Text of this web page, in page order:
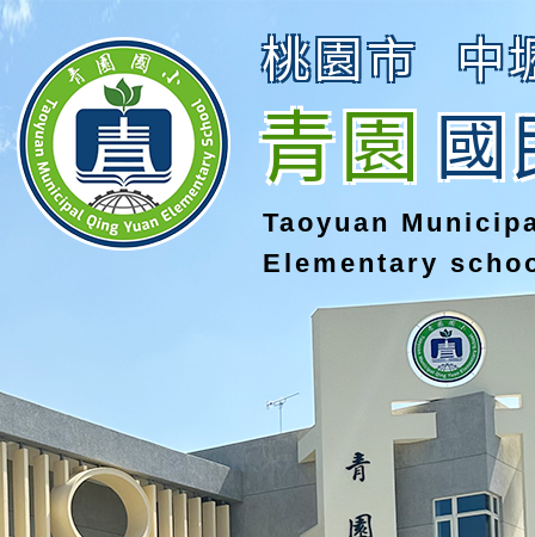
桃園市 中
青園國
Taoyuan
Elementary